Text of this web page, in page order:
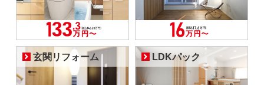
玄関リフォーム LDKパック